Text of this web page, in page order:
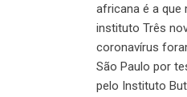
africana é a que
instituto Três
coronavírus
São Paulo por
pelo Instituto